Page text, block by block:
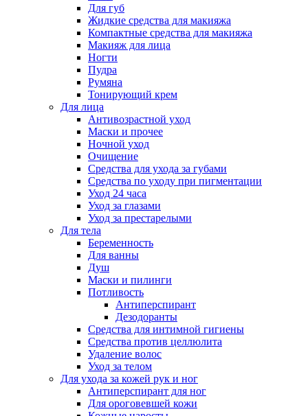
Для губ
Жидкие средства для макияжа
Компактные средства для макияжа
Макияж для лица
Ногти
Пудра
Румяна
Тонирующий крем
Для лица
Антивозрастной уход
Маски и прочее
Ночной уход
Очищение
Средства для ухода за губами
Средства по уходу при пигментации
Уход 24 часа
Уход за глазами
Уход за престарелыми
Для тела
Беременность
Для ванны
Душ
Маски и пилинги
Потливость
Антиперспирант
Дезодоранты
Средства для интимной гигиены
Средства против целлюлита
Удаление волос
Уход за телом
Для ухода за кожей рук и ног
Антиперспирант для ног
Для ороговевшей кожи